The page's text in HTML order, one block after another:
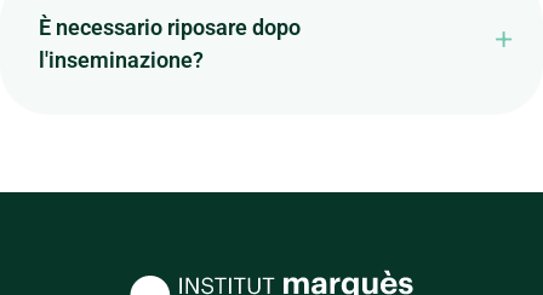
È necessario riposare dopo
l'inseminazione?